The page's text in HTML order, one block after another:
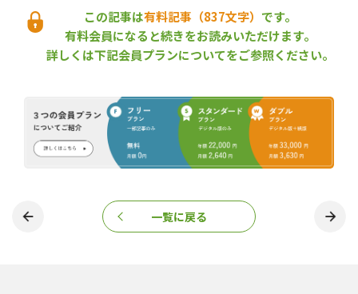
「緑配便」は、住友林業緑化（株）（東京都中野区）とJR貨物、
日本通運、川崎近海汽船（株）（東京都千代田区）が2022年夏か
ら行っているサービスで、輸送手段をトラックから鉄道に切り替え
ることで、ドライバー不足への対応や環境負荷の低減、コストダ
モーダルシフトを率先、アラカシやアオダモなどを鉄道で
運ぶ
今回のプロジェクトで輸送した樹木は、アラカシ（樹高６ｍ）、
会場で樹木を積み込み、５日にJR貨物安治川口駅で出発式を行
い、６日に東京貨物ターミナル駅に到着した後、国際園芸博覧会
この記事は有料記事（837文字） です。
有料会員になると続きをお読みいただけます。
詳しくは下記会員プランについてをご参照ください。
一覧に戻る